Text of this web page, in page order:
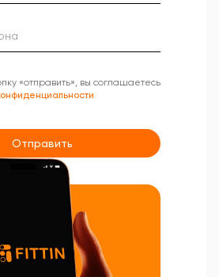
«отправить», вы соглашаетесь
Отправить